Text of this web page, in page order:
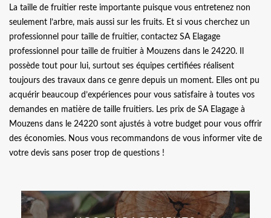
La taille de fruitier reste importante puisque vous entretenez non
seulement l’arbre, mais aussi sur les fruits. Et si vous cherchez un
professionnel pour taille de fruitier, contactez SA Elagage
professionnel pour taille de fruitier à Mouzens dans le 24220. Il
possède tout pour lui, surtout ses équipes certifiées réalisent
toujours des travaux dans ce genre depuis un moment. Elles ont pu
acquérir beaucoup d’expériences pour vous satisfaire à toutes vos
demandes en matière de taille fruitiers. Les prix de SA Elagage à
Mouzens dans le 24220 sont ajustés à votre budget pour vous offrir
des économies. Nous vous recommandons de vous informer vite de
votre devis sans poser trop de questions !